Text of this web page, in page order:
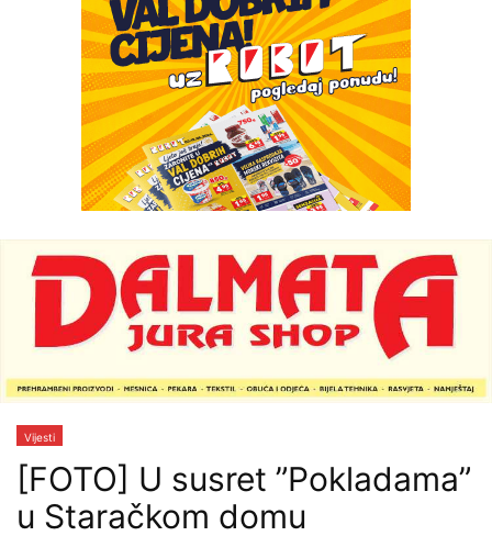
Vijesti
[FOTO] U susret ”Pokladama”
u Staračkom domu